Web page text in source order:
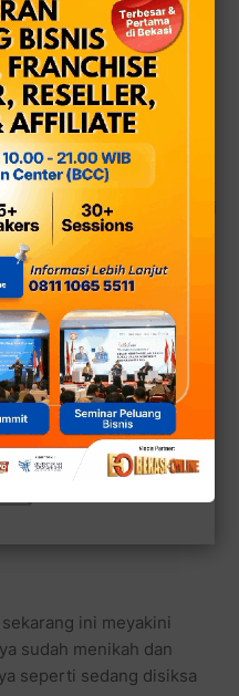
siksa yang
dengan
Apalagi ketika saya
neraka itu ada di saat
juga mengiyakan
seperti di neraka, tapi
dewasa kelak.
ini meyakini
sudah menikah dan
seperti sedang disiksa